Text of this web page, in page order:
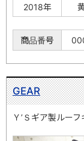
2018年
商品番号
GEAR
Ｙ’Ｓギア製ルー